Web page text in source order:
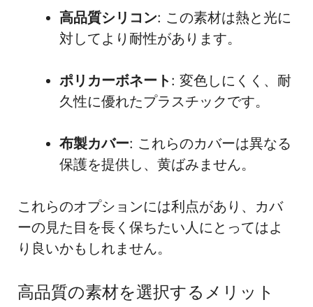
高品質シリコン: この素材は熱と光に
対してより耐性があります。
ポリカーボネート : 変色しにくく、耐
久性に優れたプラスチックです。
布製カバー: これらのカバーは異なる
保護を提供し、黄ばみません。
これらのオプションには利点があり、カバ
ーの見た目を長く保ちたい人にとってはよ
り良いかもしれません。
高品質の素材を選択するメリット